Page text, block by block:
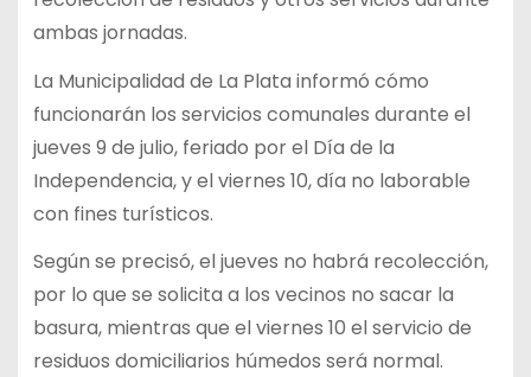
ambas jornadas.
La Municipalidad de La Plata informó cómo
funcionarán los servicios comunales durante el
jueves 9 de julio, feriado por el Día de la
Independencia, y el viernes 10, día no laborable
con fines turísticos.
Según se precisó, el jueves no habrá recolección,
por lo que se solicita a los vecinos no sacar la
basura, mientras que el viernes 10 el servicio de
residuos domiciliarios húmedos será normal.